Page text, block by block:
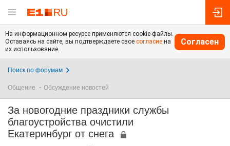
На информационном ресурсе применяются cookie-файлы.
Оставаясь на сайте, вы подтверждаете свое согласие на
их использование.
Согласен
Поиск по форумам
Общение Обсуждение новостей
За новогодние праздники службы
благоустройства очистили
Екатеринбург от снега